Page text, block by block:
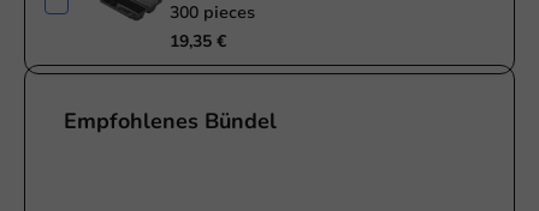
300 pieces
19,35 €
Empfohlenes Bündel